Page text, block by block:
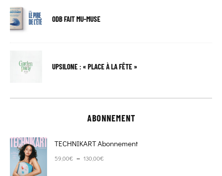
ODB FAIT MU-MUSE
UPSILONE : « PLACE À LA FÊTE »
ABONNEMENT
TECHNIKART Abonnement
59,00€ – 130,00€